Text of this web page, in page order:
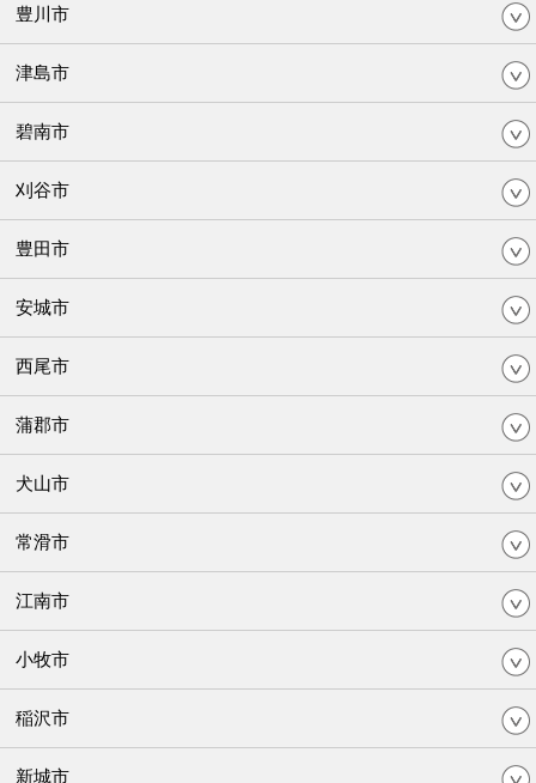
豊川市
津島市
碧南市
刈谷市
豊田市
安城市
西尾市
蒲郡市
犬山市
常滑市
江南市
小牧市
稲沢市
新城市